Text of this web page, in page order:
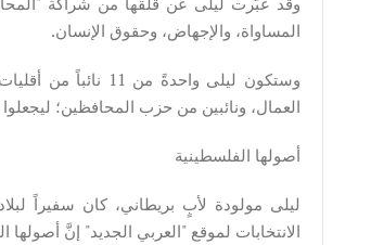
المساواة، والإجهاض، وحقوق الإنسان.
العمال، ونائبين من حزب المحافظين؛
أصولها الفلسطينية
ليلى مولودة لأبٍ بريطاني، كان سفيراً
الانتخابات لموقع "العربي الجديد" إنَّ